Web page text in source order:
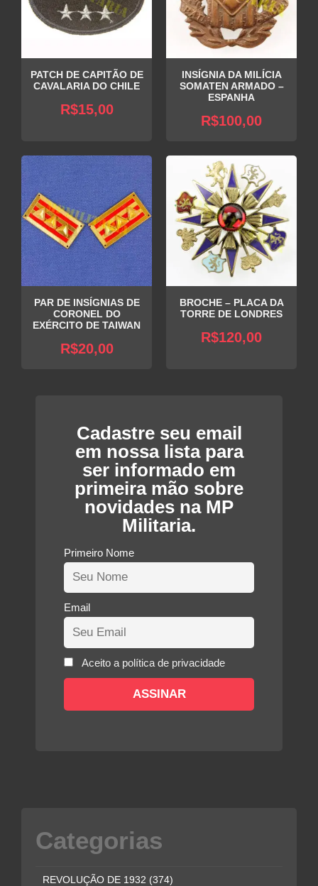
PATCH DE CAPITÃO DE
CAVALARIA DO CHILE
R$15,00
INSÍGNIA DA MILÍCIA
SOMATEN ARMADO –
ESPANHA
R$100,00
PAR DE INSÍGNIAS DE
CORONEL DO
EXÉRCITO DE TAIWAN
R$20,00
BROCHE – PLACA DA
TORRE DE LONDRES
R$120,00
Cadastre seu email
em nossa lista para
ser informado em
primeira mão sobre
novidades na MP
Militaria.
Primeiro Nome
Email
Aceito a política de privacidade
Categorias
REVOLUÇÃO DE 1932 (374)